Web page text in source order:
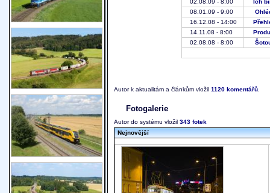
02.08.09 - 8:00
Ich
08.01.09 - 9:00
16.12.08 - 14:00
14.11.08 - 8:00
02.08.08 - 8:00
Autor k aktualitám a článkům vložil 1120 komentářů.
Fotogalerie
Autor do systému vložil 343 fotek
Nejnovější